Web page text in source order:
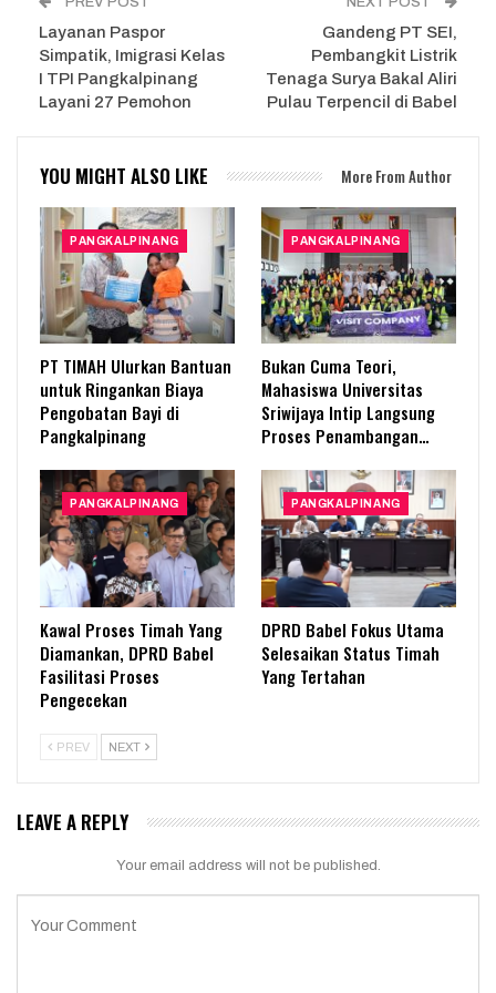
Layanan Paspor
Simpatik, Imigrasi Kelas
I TPI Pangkalpinang
Layani 27 Pemohon
Gandeng PT SEI,
Pembangkit Listrik
Tenaga Surya Bakal Aliri
Pulau Terpencil di Babel
YOU MIGHT ALSO LIKE More From Author
PANGKALPINANG
PT TIMAH Ulurkan Bantuan
untuk Ringankan Biaya
Pengobatan Bayi di
Pangkalpinang
PANGKALPINANG
Bukan Cuma Teori,
Mahasiswa Universitas
Sriwijaya Intip Langsung
Proses Penambangan…
PANGKALPINANG
Kawal Proses Timah Yang
Diamankan, DPRD Babel
Fasilitasi Proses
Pengecekan
PANGKALPINANG
DPRD Babel Fokus Utama
Selesaikan Status Timah
Yang Tertahan
PREV NEXT
LEAVE A REPLY
Your email address will not be published.